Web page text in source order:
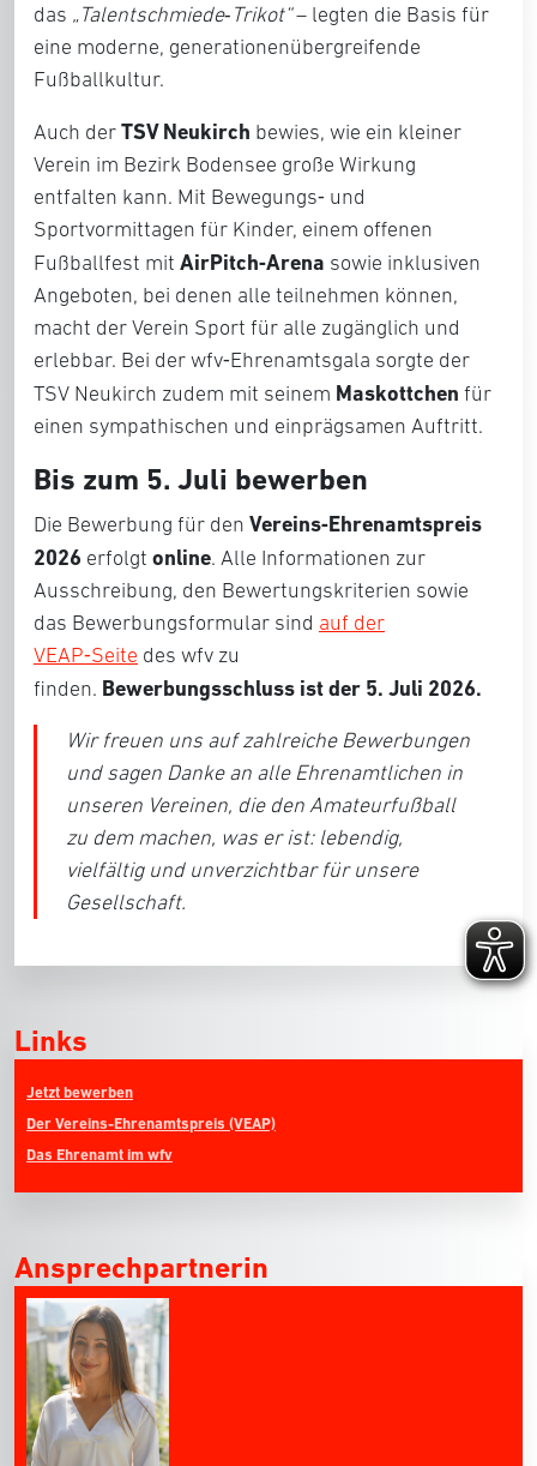
das „Talentschmiede‑Trikot“– legten die Basis für
eine moderne, generationenübergreifende
Fußballkultur.
Auch der TSV Neukirch bewies, wie ein kleiner
Verein im Bezirk Bodensee große Wirkung
entfalten kann. Mit Bewegungs‑ und
Sportvormittagen für Kinder, einem offenen
Fußballfest mit AirPitch‑Arena sowie inklusiven
Angeboten, bei denen alle teilnehmen können,
macht der Verein Sport für alle zugänglich und
erlebbar. Bei der wfv‑Ehrenamtsgala sorgte der
TSV Neukirch zudem mit seinem Maskottchen für
einen sympathischen und einprägsamen Auftritt.
Bis zum 5. Juli bewerben
Die Bewerbung für den Vereins‑Ehrenamtspreis
2026 erfolgt online. Alle Informationen zur
Ausschreibung, den Bewertungskriterien sowie
das Bewerbungsformular sind auf der
VEAP‑Seite des wfv zu
finden. Bewerbungsschluss ist der 5. Juli 2026.
Wir freuen uns auf zahlreiche Bewerbungen
und sagen Danke an alle Ehrenamtlichen in
unseren Vereinen, die den Amateurfußball
zu dem machen, was er ist: lebendig,
vielfältig und unverzichtbar für unsere
Gesellschaft.
Links
Jetzt bewerben
Der Vereins-Ehrenamtspreis (VEAP)
Das Ehrenamt im wfv
Ansprechpartnerin